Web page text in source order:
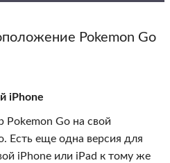
Pokemon Go
iPhone
Pokemon Go на свой
Есть еще одна версия для
iPhone или iPad к тому же